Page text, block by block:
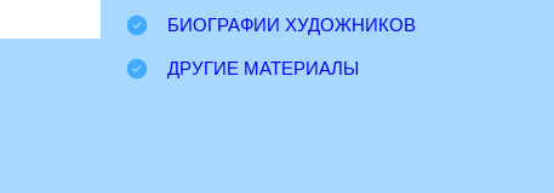
БИОГРАФИИ ХУДОЖНИКОВ
ДРУГИЕ МАТЕРИАЛЫ